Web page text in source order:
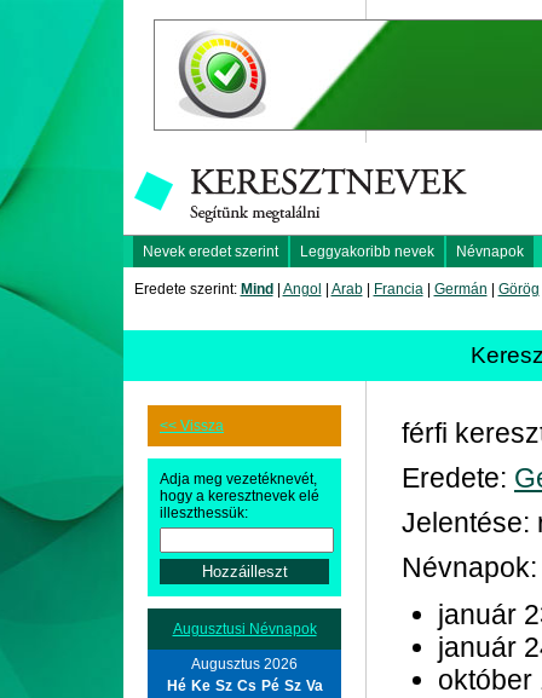
Nevek eredet szerint Leggyakoribb nevek Névnapok
Eredete szerint: Mind Angol Arab| Francia| Germán Görög
<< Vissza
Adja meg vezetéknevét,
hogy a keresztnevek elé
illeszthessük:
Augusztusi Névnapok
Augusztus 2026
Hé Ke Sz Cs Pé Sz Va
férfi
Eredete:
Jelentése:
Névnapok:
január
január
október